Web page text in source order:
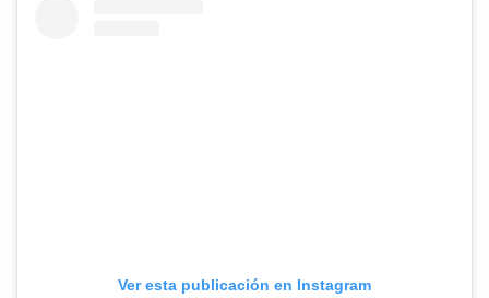
Ver esta publicación en Instagram